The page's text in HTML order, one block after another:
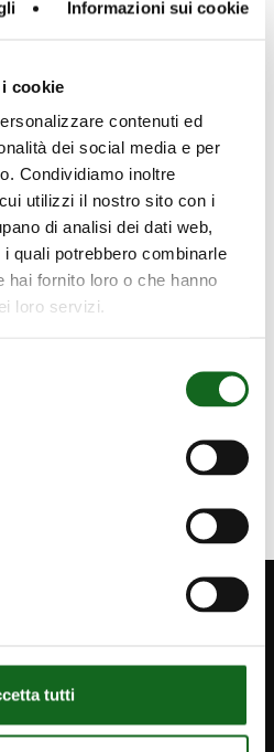
Informazioni sui cookie
cookie
contenuti ed
dei social media e per
Condividiamo inoltre
utilizzi il nostro sito con i
di analisi dei dati web,
quali potrebbero combinarle
hai fornito loro o che hanno
loro servizi.
tutti
maximales.
distinctives de la
maintenues,
Dry-Wet
K+NON STOP
IE3